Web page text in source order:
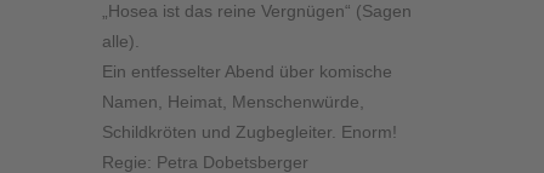
„Hosea ist das reine Vergnügen“ (Sagen
alle).
Ein entfesselter Abend über komische
Namen, Heimat, Menschenwürde,
Schildkröten und Zugbegleiter. Enorm!
Regie: Petra Dobetsberger